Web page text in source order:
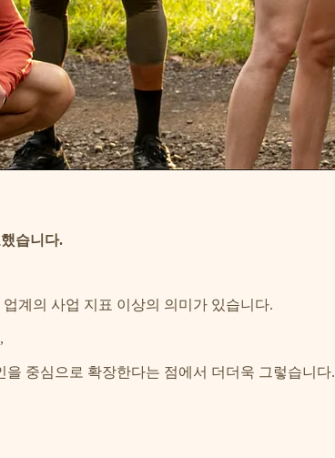
습니다.
계의 사업 지표 이상의 의미가 있습니다.
중심으로 확장한다는 점에서 더더욱 그렇습니다.